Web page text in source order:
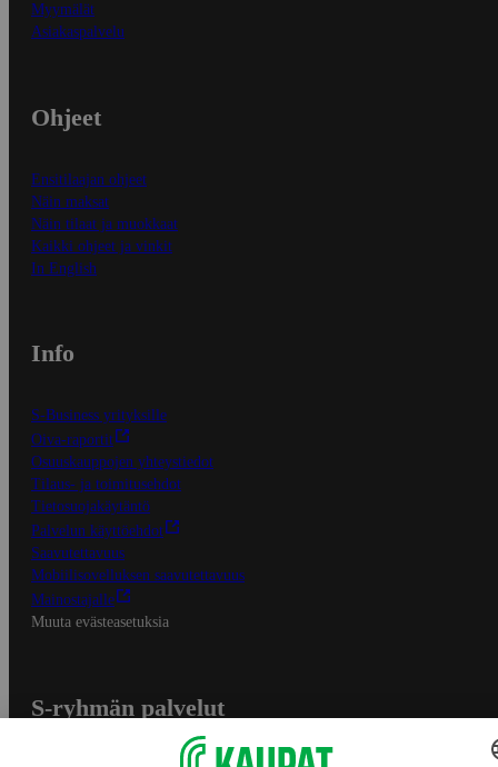
Myymälät
Asiakaspalvelu
Ohjeet
Ensitilaajan ohjeet
Näin maksat
Näin tilaat ja muokkaat
Kaikki ohjeet ja vinkit
In English
Info
S-Business yrityksille
Oiva-raportit
Osuuskauppojen yhteystiedot
Tilaus- ja toimitusehdot
Tietosuojakäytäntö
Palvelun käyttöehdot
Saavutettavuus
Mobiilisovelluksen saavutettavuus
Mainostajalle
Muuta evästeasetuksia
S-ryhmän palvelut